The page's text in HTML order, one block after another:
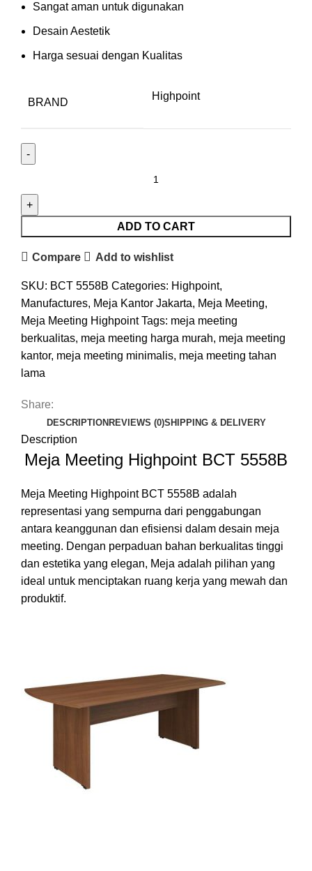
Sangat aman untuk digunakan
Desain Aestetik
Harga sesuai dengan Kualitas
BRAND
Highpoint
ADD TO CART
Compare Add to wishlist
SKU: BCT 5558B Categories: Highpoint,
Manufactures, Meja Kantor Jakarta, Meja Meeting,
Meja Meeting Highpoint Tags: meja meeting
berkualitas, meja meeting harga murah, meja meeting
kantor, meja meeting minimalis, meja meeting tahan
lama
Share:
DESCRIPTION REVIEWS (0)SHIPPING & DELIVERY
Description
Meja Meeting Highpoint BCT 5558B
Meja Meeting Highpoint BCT 5558B adalah
representasi yang sempurna dari penggabungan
antara keanggunan dan efisiensi dalam desain meja
meeting. Dengan perpaduan bahan berkualitas tinggi
dan estetika yang elegan, Meja adalah pilihan yang
ideal untuk menciptakan ruang kerja yang mewah dan
produktif.